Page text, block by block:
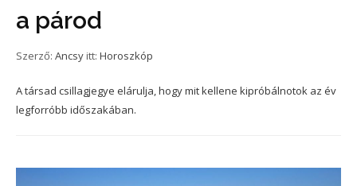
a párod
Szerző: Ancsy itt: Horoszkóp
A társad csillagjegye elárulja, hogy mit kellene kipróbálnotok az év
legforróbb időszakában.